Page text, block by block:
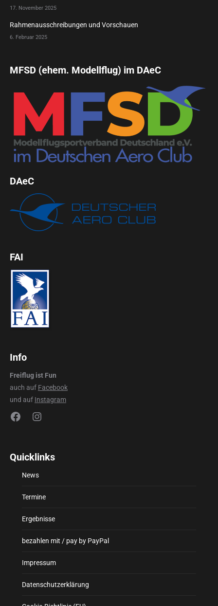
17. November 2025
Rahmenausschreibungen und Vorschauen
6. Februar 2025
MFSD (ehem. Modellflug) im DAeC
DAeC
FAI
Info
Freiflug ist Fun
auch auf Facebook
und auf Instagram
FacebookInstagram
Quicklinks
News
Termine
Ergebnisse
bezahlen mit / pay by PayPal
Impressum
Datenschutzerklärung